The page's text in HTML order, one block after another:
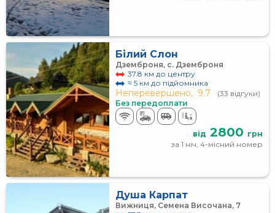
Білий Слон
Дземброня, с. Дземброня
37.8 км до центру
≈ 5 км до підйомника
Неперевершено, 9.7
(33 відгуки)
Без передоплати
від 2800 грн
за 1 ніч, 4-місний номер
Душа Карпат
Вижниця, Семена Височана, 7